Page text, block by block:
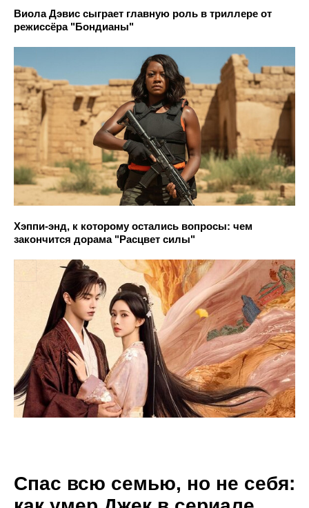
Виола Дэвис сыграет главную роль в триллере от
режиссёра "Бондианы"
Хэппи-энд, к которому остались вопросы: чем
закончится дорама "Расцвет силы"
Спас всю семью, но не себя: